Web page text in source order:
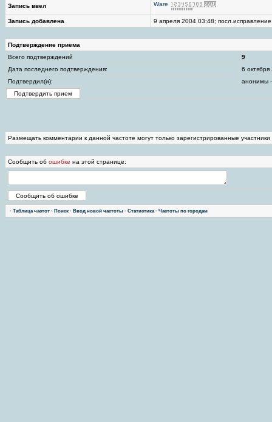
Запись ввел Ware
Запись добавлена 9 апреля 2004 03:48;
Подтверждение приема
Всего подтверждений
9
Дата последнего подтверждения:
6
Подтвердил(и):
анонимы
Размещать комментарии к данной частоте могут только зарегистрированные
Сообщить об ошибке на этой странице:
· Таблица частот · Поиск · Ввод новой частоты · Статистика· Частоты по городам